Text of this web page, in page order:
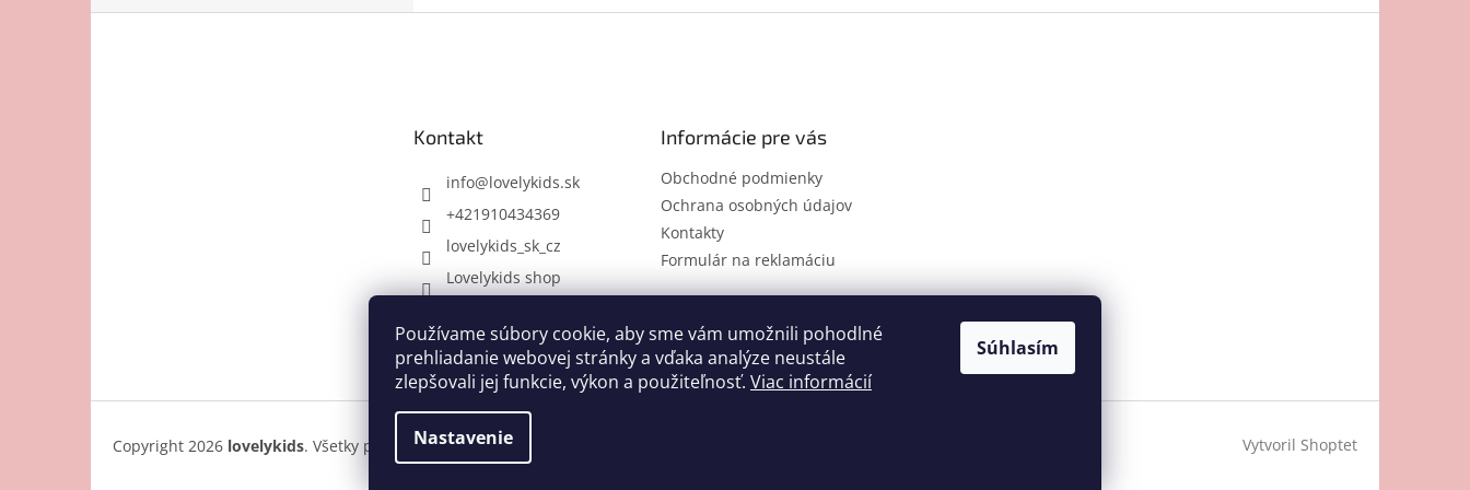
Používame súbory cookie, aby sme vám umožnili pohodlné
prehliadanie webovej stránky a vďaka analýze neustále
zlepšovali jej funkcie, výkon a použiteľnosť. Viac informácií
Nastavenie
Súhlasím
Kontakt
info@lovelykids.sk
+421910434369
lovelykids_sk_cz
Lovelykids shop
Informácie pre vás
Obchodné podmienky
Ochrana osobných údajov
Kontakty
Formulár na reklamáciu
Kontakty Novinky
Vytvoril Shoptet
Copyright 2026 lovelykids. Všetky práva vyhradené.